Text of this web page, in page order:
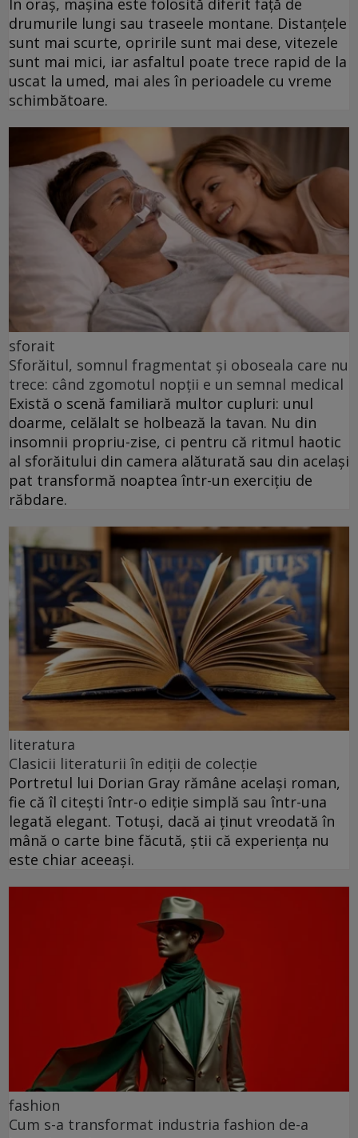
În oraș, mașina este folosită diferit față de
drumurile lungi sau traseele montane. Distanțele
sunt mai scurte, opririle sunt mai dese, vitezele
sunt mai mici, iar asfaltul poate trece rapid de la
uscat la umed, mai ales în perioadele cu vreme
schimbătoare.
sforait
Sforăitul, somnul fragmentat și oboseala care nu
trece: când zgomotul nopții e un semnal medical
Există o scenă familiară multor cupluri: unul
doarme, celălalt se holbează la tavan. Nu din
insomnii propriu-zise, ci pentru că ritmul haotic
al sforăitului din camera alăturată sau din același
pat transformă noaptea într-un exercițiu de
răbdare.
literatura
Clasicii literaturii în ediții de colecție
Portretul lui Dorian Gray rămâne același roman,
fie că îl citești într-o ediție simplă sau într-una
legată elegant. Totuși, dacă ai ținut vreodată în
mână o carte bine făcută, știi că experiența nu
este chiar aceeași.
fashion
Cum s-a transformat industria fashion de-a